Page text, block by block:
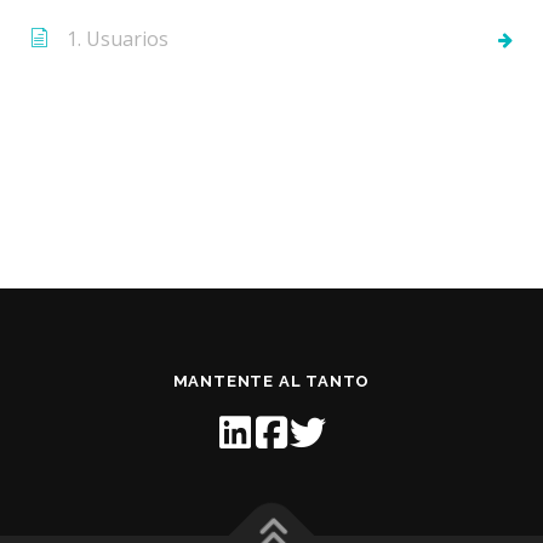
1. Usuarios
MANTENTE AL TANTO